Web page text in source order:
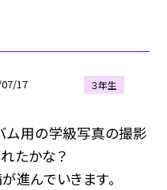
17 ３年生
ム用の学級写真の撮影
たかな？
進んでいきます。